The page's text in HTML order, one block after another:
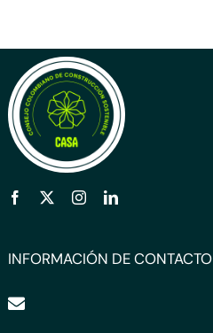
INFORMACIÓN DE CONTACTO